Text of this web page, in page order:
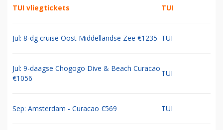
TUI vliegtickets TUI
Jul: 8-dg cruise Oost Middellandse Zee €1235 TUI
Jul: 9-daagse Chogogo Dive & Beach Curacao
€1056
TUI
Sep: Amsterdam - Curacao €569 TUI